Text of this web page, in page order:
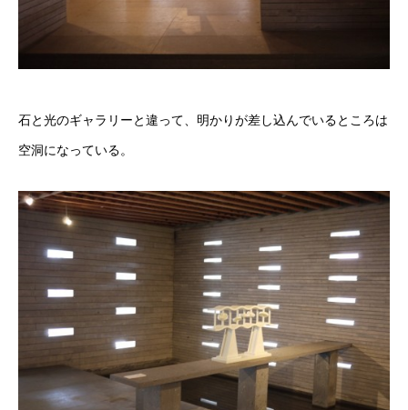
石と光のギャラリーと違って、明かりが差し込んでいるところは
空洞になっている。